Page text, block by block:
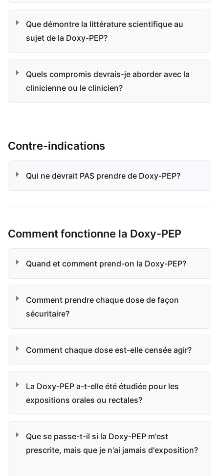
Que démontre la littérature scientifique au
sujet de la Doxy-PEP?
Quels compromis devrais-je aborder avec la
clinicienne ou le clinicien?
Contre-indications
Qui ne devrait PAS prendre de Doxy-PEP?
Comment fonctionne la Doxy-PEP
Quand et comment prend-on la Doxy-PEP?
Comment prendre chaque dose de façon
sécuritaire?
Comment chaque dose est-elle censée agir?
La Doxy-PEP a-t-elle été étudiée pour les
expositions orales ou rectales?
Que se passe-t-il si la Doxy-PEP m'est
prescrite, mais que je n'ai jamais d'exposition?